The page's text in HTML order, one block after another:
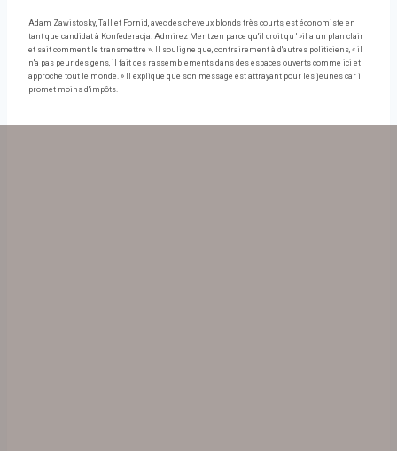
Adam Zawistosky, Tall et Fornid, avec des cheveux blonds très courts, est économiste en
tant que candidat à Konfederacja. Admirez Mentzen parce qu'il croit qu ' »il a un plan clair
et sait comment le transmettre ». Il souligne que, contrairement à d'autres politiciens, « il
n'a pas peur des gens, il fait des rassemblements dans des espaces ouverts comme ici et
approche tout le monde. » Il explique que son message est attrayant pour les jeunes car il
promet moins d'impôts.